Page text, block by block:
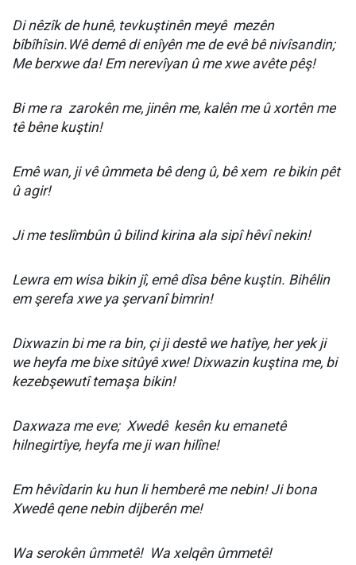
Di nêzîk de hunê, tevkuştinên meyê mezên
bîbîhîsin.Wê demê di enîyên me de evê bê nivîsandin;
Me berxwe da! Em nerevîyan û me xwe avête pêş!
Bi me ra zarokên me, jinên me, kalên me û xortên me
tê bêne kuştin!
Emê wan, ji vê ûmmeta bê deng û, bê xem re bikin pêt
û agir!
Ji me teslîmbûn û bilind kirina ala sipî hêvî nekin!
Lewra em wisa bikin jî, emê dîsa bêne kuştin. Bihêlin
em şerefa xwe ya şervanî bimrin!
Dixwazin bi me ra bin, çi ji destê we hatîye, her yek ji
we heyfa me bixe sitûyê xwe! Dixwazin kuştina me, bi
kezebşewutî temaşa bikin!
Daxwaza me eve; Xwedê kesên ku emanetê
hilnegirtîye, heyfa me ji wan hilîne!
Em hêvîdarin ku hun li hemberê me nebin! Ji bona
Xwedê qene nebin dijberên me!
Wa serokên ûmmetê! Wa xelqên ûmmetê!